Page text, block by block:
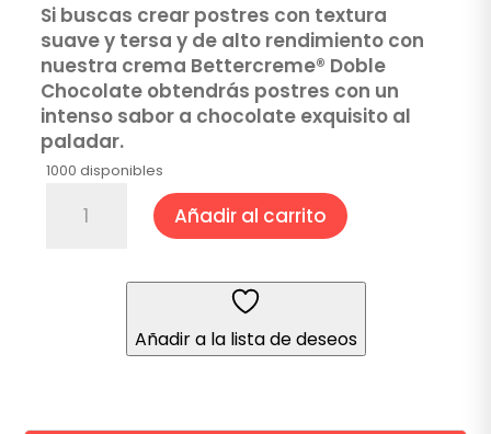
Si buscas crear postres con textura
suave y tersa y de alto rendimiento con
nuestra crema Bettercreme® Doble
Chocolate obtendrás postres con un
intenso sabor a chocolate exquisito al
paladar.
1000 disponibles
Sabor
Añadir al carrito
Añadir a la lista de deseos